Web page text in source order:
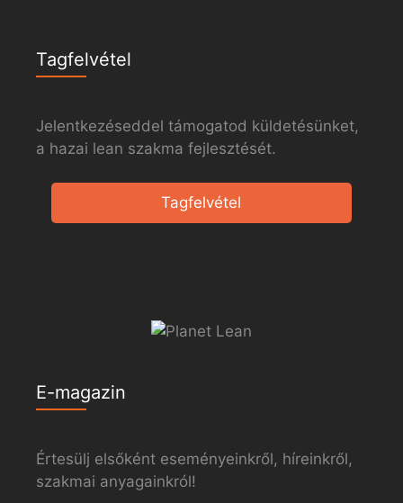
Tagfelvétel
Jelentkezéseddel támogatod küldetésünket,
a hazai lean szakma fejlesztését.
Tagfelvétel
E-magazin
Értesülj elsőként eseményeinkről, híreinkről,
szakmai anyagainkról!